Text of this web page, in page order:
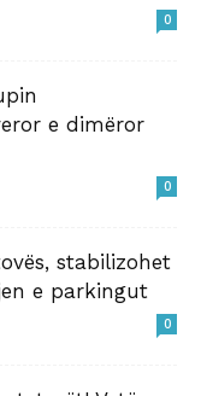
0
e dimëror
0
stabilizohet
e parkingut
0